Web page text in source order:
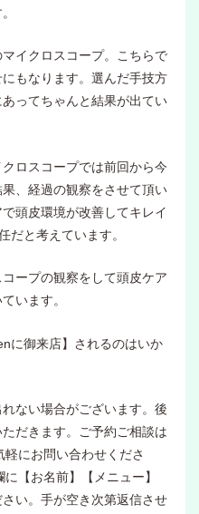
イクロスコープ。こちらで
もなります。選んだ手技方
ってちゃんと結果が出てい
ロスコープでは前回から今
、経過の観察をさせて頂い
頭皮環境が改善してキレイ
だと考えています。
ープの観察をして頭皮ケア
います。
に御来店】されるのはいか
ない場合がございます。後
だきます。ご予約ご相談は
にお問い合わせくださ
【お名前】【メニュー】
さい。手が空き次第返信させ